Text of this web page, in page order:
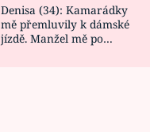
Denisa (34): Kamarádky
mě přemluvily k dámské
jízdě. Manžel mě po